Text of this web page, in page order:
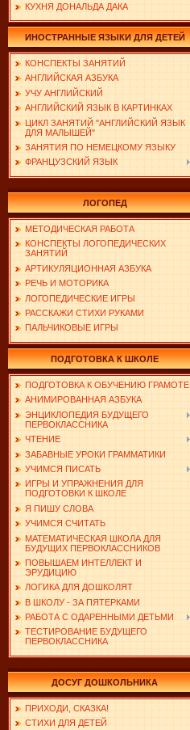
КУХНЯ ДОНАЛЬДА ДАКА
ИНОСТРАННЫЕ ЯЗЫКИ ДЛЯ ДЕТЕЙ
КОНСПЕКТЫ ЗАНЯТИЙ
АНГЛИЙСКАЯ АЗБУКА
УЧУ АНГЛИЙСКИЙ
АНГЛИЙСКИЙ ЯЗЫК В КАРТИНКАХ
ЦИКЛ ЗАНЯТИЙ "АНГЛИЙСКИЙ ЯЗЫК
ДЛЯ МАЛЫШЕЙ"
ЗАНЯТИЯ ПО НЕМЕЦКОМУ ЯЗЫКУ
ФРАНЦУЗСКИЙ ЯЗЫК
ЛОГОПЕД
МЕТОДИЧЕСКАЯ РАБОТА
КОНСПЕКТЫ ЛОГОПЕДИЧЕСКИХ
ЗАНЯТИЙ
АРТИКУЛЯЦИОННАЯ АЗБУКА
РЕЧЬ И МОТОРИКА
ЛОГОПЕДИЧЕСКИЕ ИГРЫ
РАССКАЖИ СТИХИ РУКАМИ
ПАЛЬЧИКОВЫЕ ИГРЫ
ПОДГОТОВКА К ШКОЛЕ
ПОДГОТОВКА К ОБУЧЕНИЮ ГРАМОТЕ
АНИМИРОВАННАЯ АЗБУКА
ЭНЦИКЛОПЕДИЯ БУДУЩЕГО
ПЕРВОКЛАССНИКА
ЧТЕНИЕ
ЗАБАВНЫЕ УРОКИ ГРАММАТИКИ
УЧИМСЯ ПИСАТЬ
ИГРЫ И УПРАЖНЕНИЯ ДЛЯ
ПОДГОТОВКИ К ШКОЛЕ
Я ПИШУ СЛОВА
УЧИМСЯ СЧИТАТЬ
МАТЕМАТИЧЕСКАЯ ШКОЛА ДЛЯ
БУДУЩИХ ПЕРВОКЛАССНИКОВ
ПОВЫШАЕМ ИНТЕЛЛЕКТ И
ЭРУДИЦИЮ
ЛОГИКА ДЛЯ ДОШКОЛЯТ
В ШКОЛУ - ЗА ПЯТЕРКАМИ
РАБОТА С ОДАРЕННЫМИ ДЕТЬМИ
ТЕСТИРОВАНИЕ БУДУЩЕГО
ПЕРВОКЛАССНИКА
ДОСУГ ДОШКОЛЬНИКА
ПРИХОДИ, СКАЗКА!
СТИХИ ДЛЯ ДЕТЕЙ